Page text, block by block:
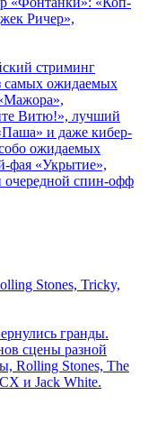
Ричер»,
стриминг
самых ожидаемых
Витю!», лучший
и даже кибер-
ожидаемых
фая «Укрытие»,
очередной спин-офф
Stones, Tricky,
гранды.
сцены разной
Rolling Stones, The
и Jack White.